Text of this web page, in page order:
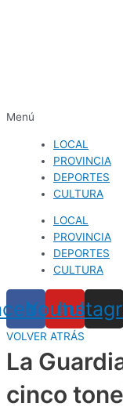
Menú
LOCAL
PROVINCIA
DEPORTES
CULTURA
LOCAL
PROVINCIA
DEPORTES
CULTURA
Youtube
VOLVER ATRÁS
La
cinco